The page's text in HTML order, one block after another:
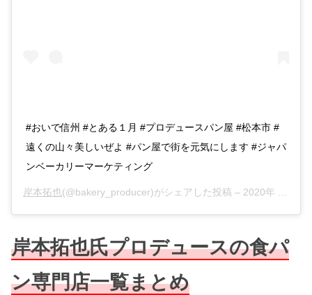
#おいで信州 #とある１月 #プロデュースパン屋 #松本市 #
遠くの山々美しいぜよ #パン屋で街を元気にします #ジャパ
ンベーカリーマーケティング
岸本拓也 (@bakery_producer)がシェアした投稿 – 2020年 3月月8日午後10時23分PDT
岸本拓也氏プロデュースの食パ
ン専門店一覧まとめ